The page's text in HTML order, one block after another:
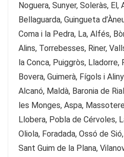
Noguera, Sunyer, Soleràs,
Bellaguarda, Guingueta
Coma i la Pedra, La, Alfés,
Alins, Torrebesses, Riner,
la Conca, Puiggròs, Lladorre,
Bovera, Guimerà, Fígols i
Alcanó, Maldà, Baronia de
les Monges, Aspa,
Llobera, Pobla de Cérvoles,
Oliola, Foradada, Ossó de
Sant Guim de la Plana,